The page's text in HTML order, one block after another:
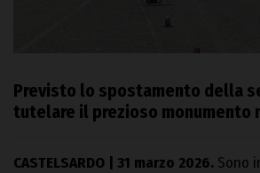
Previsto lo spostamento della
tutelare il prezioso monumento
CASTELSARDO | 31 marzo 2026. Sono